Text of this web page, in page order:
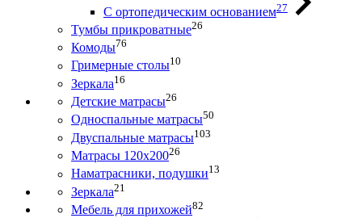
С ортопедическим основанием27
Тумбы прикроватные26
Комоды76
Гримерные столы10
Зеркала16
Детские матрасы26
Односпальные матрасы50
Двуспальные матрасы103
Матрасы 120х20026
Наматрасники, подушки13
Зеркала21
Мебель для прихожей82